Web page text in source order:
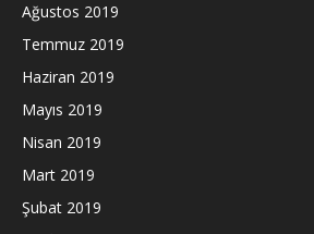
Ağustos 2019
Temmuz 2019
Haziran 2019
Mayıs 2019
Nisan 2019
Mart 2019
Şubat 2019